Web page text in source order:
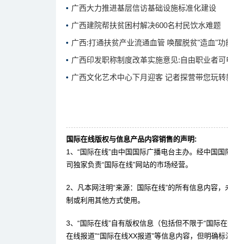
广西大力推进基层信访基础设施标准化建设
广西建院帮扶贫困村解决600名村民饮水难题
广西:打通扶贫产业流通血管 唤醒脱贫"造血"功
广西印发职称制度改革实施意见:自由职业者可
广西文化艺术中心下月迎客 记者探营带您玩转
国际在线版权与信息产品内容销售的声明:
1、“国际在线”由中国国际广播电台主办。经中国
司独家负责“国际在线”网站的市场经营。
2、凡本网注明“来源：国际在线”的所有信息内容
制或利用其他方式使用。
3、“国际在线”自有版权信息（包括但不限于“国际
在线报道”“国际在线XX报道”等信息内容，但明确